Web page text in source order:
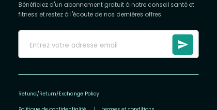
Bénéficiez d'un abonnement gratuit à notre conseil santé et
fitness et restez à l'écoute de nos dernières offres
Refund/Return/Exchange Policy